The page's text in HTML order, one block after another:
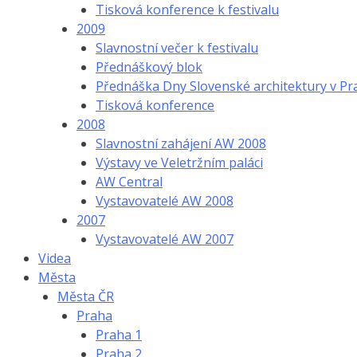
Tisková konference k festivalu
2009
Slavnostní večer k festivalu
Přednáškový blok
Přednáška Dny Slovenské architektury v
Tisková konference
2008
Slavnostní zahájení AW 2008
Výstavy ve Veletržním paláci
AW Central
Vystavovatelé AW 2008
2007
Vystavovatelé AW 2007
Videa
Města
Města ČR
Praha
Praha 1